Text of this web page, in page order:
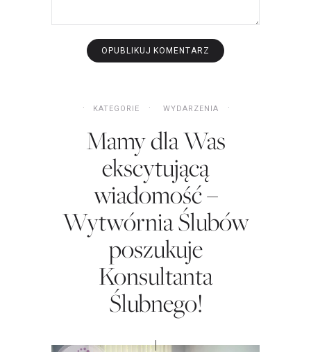
KATEGORIE WYDARZENIA
Mamy dla Was
ekscytującą
wiadomość –
Wytwórnia Ślubów
poszukuje
Konsultanta
Ślubnego!